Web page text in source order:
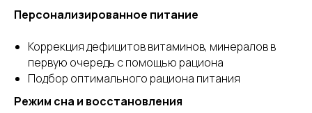
Персонализированное питание
Коррекция дефицитов витаминов, минералов в
первую очередь с помощью рациона
Подбор оптимального рациона питания
Режим сна и восстановления